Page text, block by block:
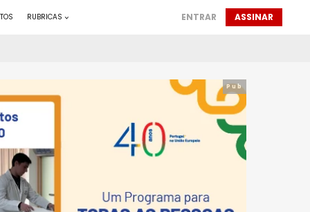
RUBRICAS ENTRAR ASSINAR
Pub